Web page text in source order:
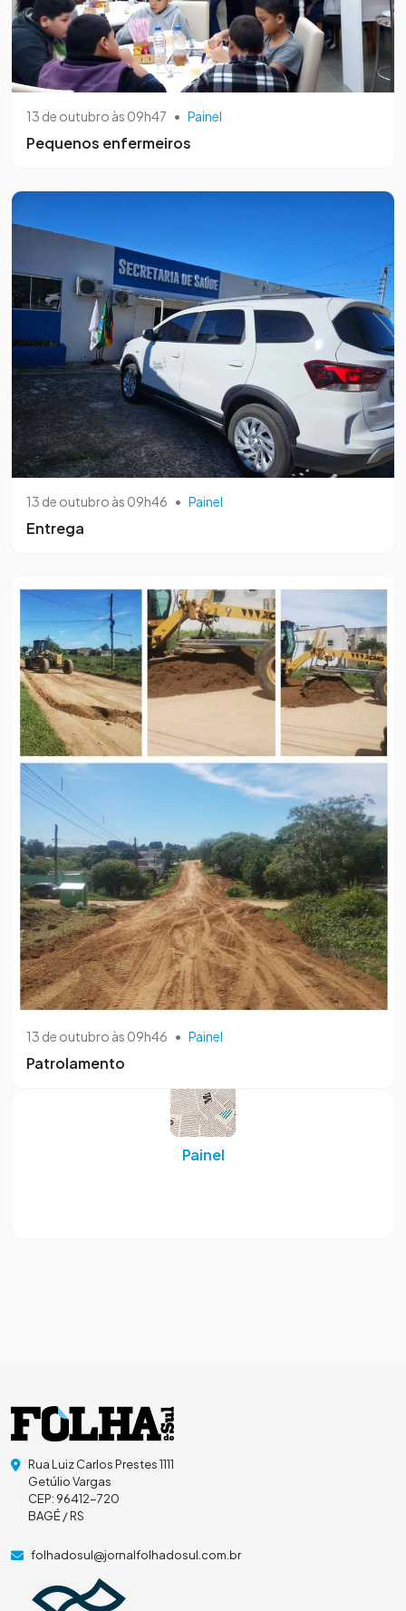
13 de outubro às 09h47 • Painel
Pequenos enfermeiros
13 de outubro às 09h46 • Painel
Entrega
13 de outubro às 09h46 • Painel
Patrolamento
Painel
Rua Luiz Carlos Prestes 1111
Getúlio Vargas
CEP: 96412-720
BAGÉ / RS
folhadosul@jornalfolhadosul.com.br